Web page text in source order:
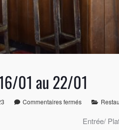
01 au 22/01
Commentaires fermés
Entrée/